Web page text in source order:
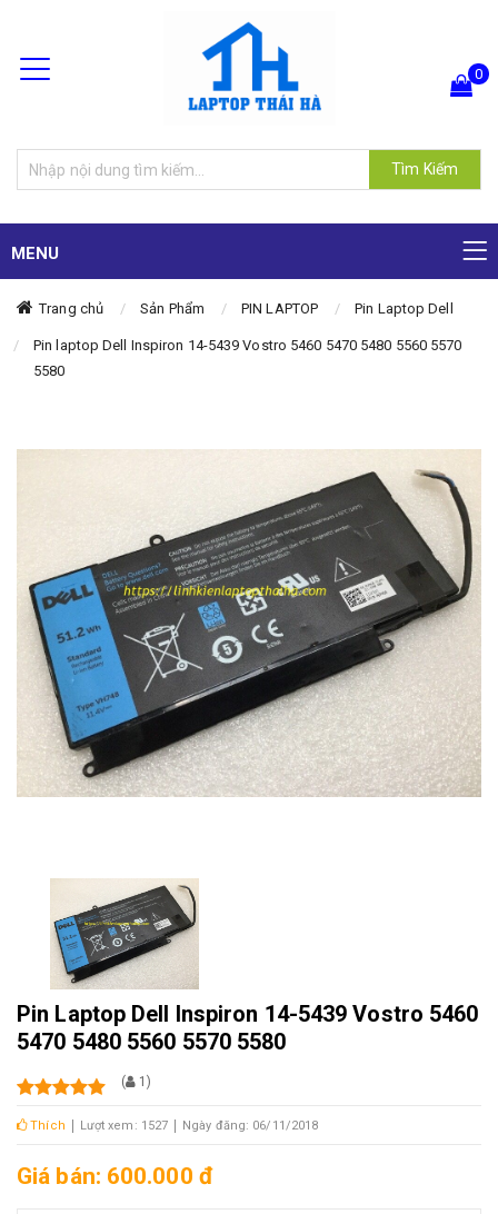
Tìm Kiếm
0
MENU
Trang chủ Sản Phẩm PIN LAPTOP Pin Laptop Dell
Pin laptop Dell Inspiron 14-5439 Vostro 5460 5470 5480 5560 5570
5580
Pin Laptop Dell Inspiron 14-5439 Vostro 5460
5470 5480 5560 5570 5580
( 1)
Thích Lượt xem: 1527 Ngày đăng: 06/11/2018
Giá bán: 600.000 đ